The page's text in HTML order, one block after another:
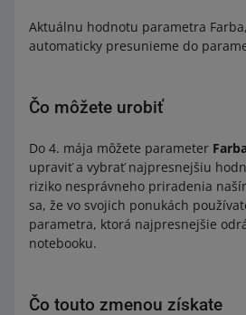
Aktuálnu hodnotu parametra
automaticky presunieme do
Čo môžete urobiť
Do 4. mája môžete parameter
upraviť a vybrať najpresnejšiu
riziko nesprávneho priradenia
sa, že vo svojich ponukách
parametra, ktorá najpresnejšie
notebooku.
Čo touto zmenou získate